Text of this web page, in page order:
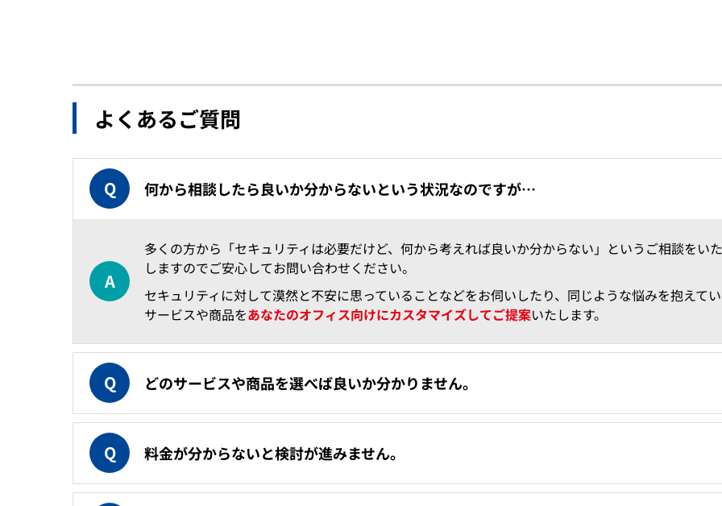
よくあるご質問
何から相談したら良いか分からないという状況なのですが…
多くの方から「セキュリティは必要だけど、何から考えれば良いか分からない」というご相談をい
しますのでご安心してお問い合わせください。
セキュリティに対して漠然と不安に思っていることなどをお伺いしたり、同じような悩みを抱えて
サービスや商品をあなたのオフィス向けにカスタマイズしてご提案いたします。
どのサービスや商品を選べば良いか分かりません。
料金が分からないと検討が進みません。